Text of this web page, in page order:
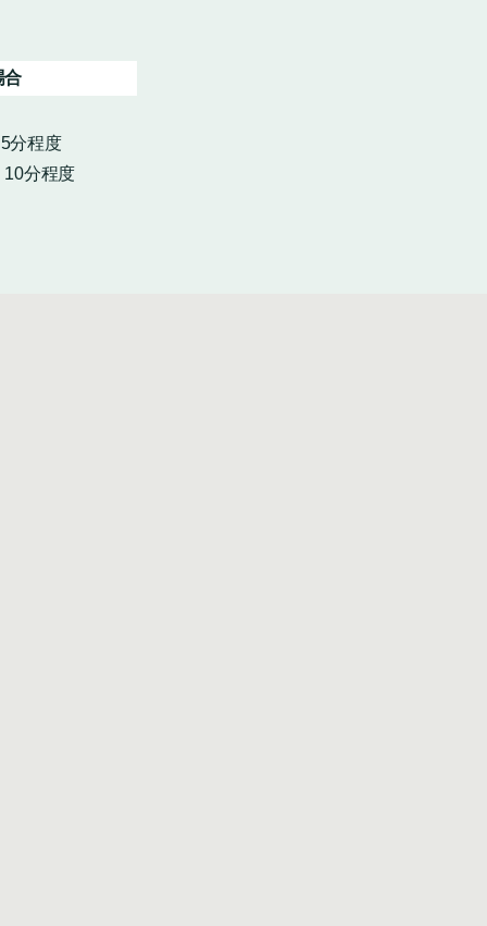
合
分程度
10分程度